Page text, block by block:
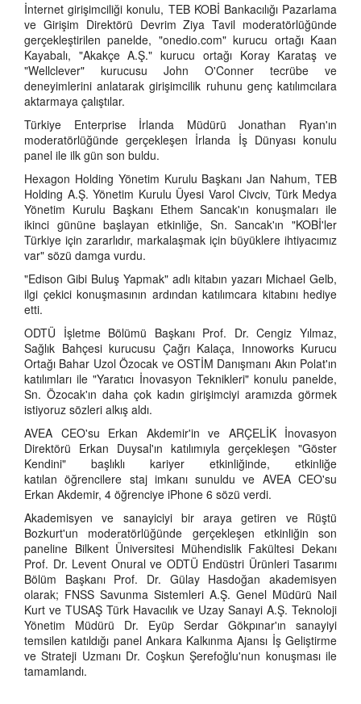
İnternet girişimciliği konulu, TEB KOBİ Bankacılığı Pazarlama
ve Girişim Direktörü Devrim Ziya Tavil moderatörlüğünde
gerçekleştirilen panelde, "onedio.com" kurucu ortağı Kaan
Kayabalı, "Akakçe A.Ş." kurucu ortağı Koray Karataş ve
"Wellclever" kurucusu John O'Conner tecrübe ve
deneyimlerini anlatarak girişimcilik ruhunu genç katılımcılara
aktarmaya çalıştılar.
Türkiye Enterprise İrlanda Müdürü Jonathan Ryan'ın
moderatörlüğünde gerçekleşen İrlanda İş Dünyası konulu
panel ile ilk gün son buldu.
Hexagon Holding Yönetim Kurulu Başkanı Jan Nahum, TEB
Holding A.Ş. Yönetim Kurulu Üyesi Varol Civciv, Türk Medya
Yönetim Kurulu Başkanı Ethem Sancak'ın konuşmaları ile
ikinci gününe başlayan etkinliğe, Sn. Sancak'ın "KOBİ'ler
Türkiye için zararlıdır, markalaşmak için büyüklere ihtiyacımız
var" sözü damga vurdu.
"Edison Gibi Buluş Yapmak" adlı kitabın yazarı Michael Gelb,
ilgi çekici konuşmasının ardından katılımcara kitabını hediye
etti.
ODTÜ İşletme Bölümü Başkanı Prof. Dr. Cengiz Yılmaz,
Sağlık Bahçesi kurucusu Çağrı Kalaça, Innoworks Kurucu
Ortağı Bahar Uzol Özocak ve OSTİM Danışmanı Akın Polat'ın
katılımları ile "Yaratıcı İnovasyon Teknikleri" konulu panelde,
Sn. Özocak'ın daha çok kadın girişimciyi aramızda görmek
istiyoruz sözleri alkış aldı.
AVEA CEO'su Erkan Akdemir'in ve ARÇELİK İnovasyon
Direktörü Erkan Duysal'ın katılımıyla gerçekleşen "Göster
Kendini" başlıklı kariyer etkinliğinde, etkinliğe
katılan öğrencilere staj imkanı sunuldu ve AVEA CEO'su
Erkan Akdemir, 4 öğrenciye iPhone 6 sözü verdi.
Akademisyen ve sanayiciyi bir araya getiren ve Rüştü
Bozkurt'un moderatörlüğünde gerçekleşen etkinliğin son
paneline Bilkent Üniversitesi Mühendislik Fakültesi Dekanı
Prof. Dr. Levent Onural ve ODTÜ Endüstri Ürünleri Tasarımı
Bölüm Başkanı Prof. Dr. Gülay Hasdoğan akademisyen
olarak; FNSS Savunma Sistemleri A.Ş. Genel Müdürü Nail
Kurt ve TUSAŞ Türk Havacılık ve Uzay Sanayi A.Ş. Teknoloji
Yönetim Müdürü Dr. Eyüp Serdar Gökpınar'ın sanayiyi
temsilen katıldığı panel Ankara Kalkınma Ajansı İş Geliştirme
ve Strateji Uzmanı Dr. Coşkun Şerefoğlu'nun konuşması ile
tamamlandı.